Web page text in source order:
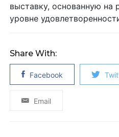
выставку, основанную на
уровне
Share With:
Facebook
Email